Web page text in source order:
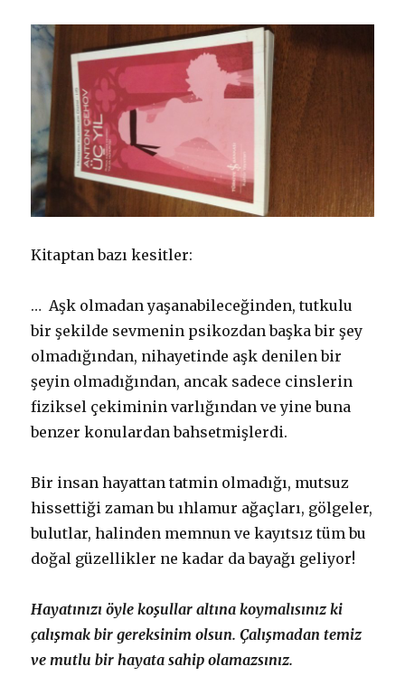
Kitaptan bazı kesitler:
… Aşk olmadan yaşanabileceğinden, tutkulu
bir şekilde sevmenin psikozdan başka bir şey
olmadığından, nihayetinde aşk denilen bir
şeyin olmadığından, ancak sadece cinslerin
fiziksel çekiminin varlığından ve yine buna
benzer konulardan bahsetmişlerdi.
Bir insan hayattan tatmin olmadığı, mutsuz
hissettiği zaman bu ıhlamur ağaçları, gölgeler,
bulutlar, halinden memnun ve kayıtsız tüm bu
doğal güzellikler ne kadar da bayağı geliyor!
Hayatınızı öyle koşullar altına koymalısınız ki
çalışmak bir gereksinim olsun. Çalışmadan temiz
ve mutlu bir hayata sahip olamazsınız.